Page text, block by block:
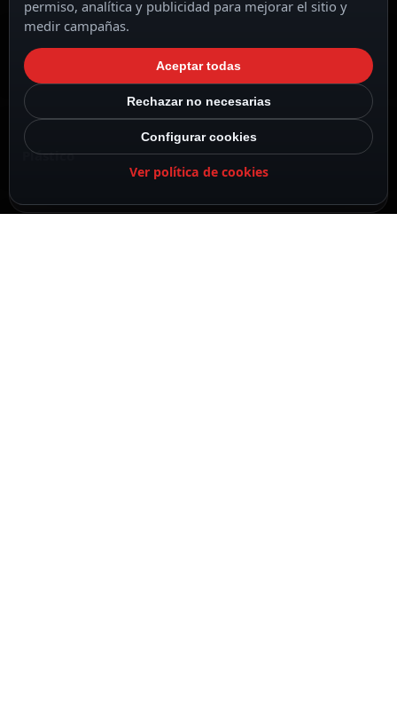
Soporte de techo para cámaras domo
Plástico
permiso, analítica y publicidad para mejorar el sitio y
medir campañas.
Aceptar todas
Rechazar no necesarias
Configurar cookies
Ver política de cookies